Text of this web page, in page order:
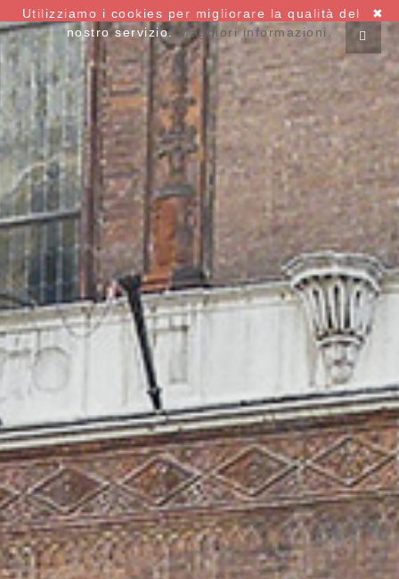
✖
Utilizziamo i cookies per migliorare la qualità del
nostro servizio. Maggiori informazioni.